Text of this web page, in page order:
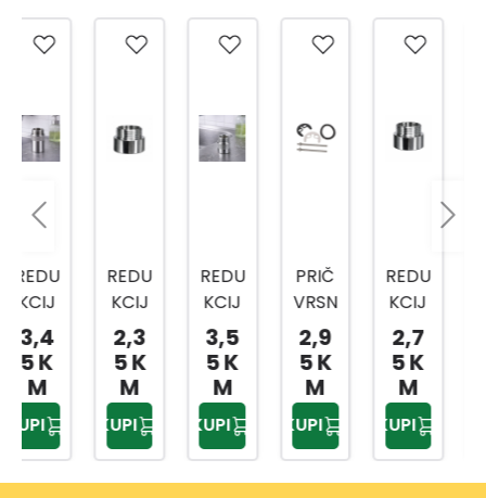
REDU
KCIJ
A
NIKL
OVA
NA
EV30
69
1/2-
2,3
5 K
KUPI
REDU
KCIJ
A
NIKL
OVA
NA
EV30
71
3,5
5 K
KUPI
PRIČ
VRSN
A
PLOČ
A ZA
BATE
RIJU
EV30
76
2,9
5 K
KUPI
REDU
KCIJ
A
NIKL
OVA
NA
EV30
70
1/2-
2,7
5 K
KUPI
REDU
KCIJ
A
NIKL
OVA
NA
EV30
68
1/2-
1,95
KM
KUPI